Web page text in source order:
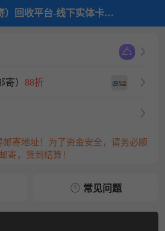
利群金卡（邮寄）回收平台-线下实体卡回收平台-京大大回收
） 88折
寄地址！为了资金安全，请务必顺
寄，货到结算！
常见问题